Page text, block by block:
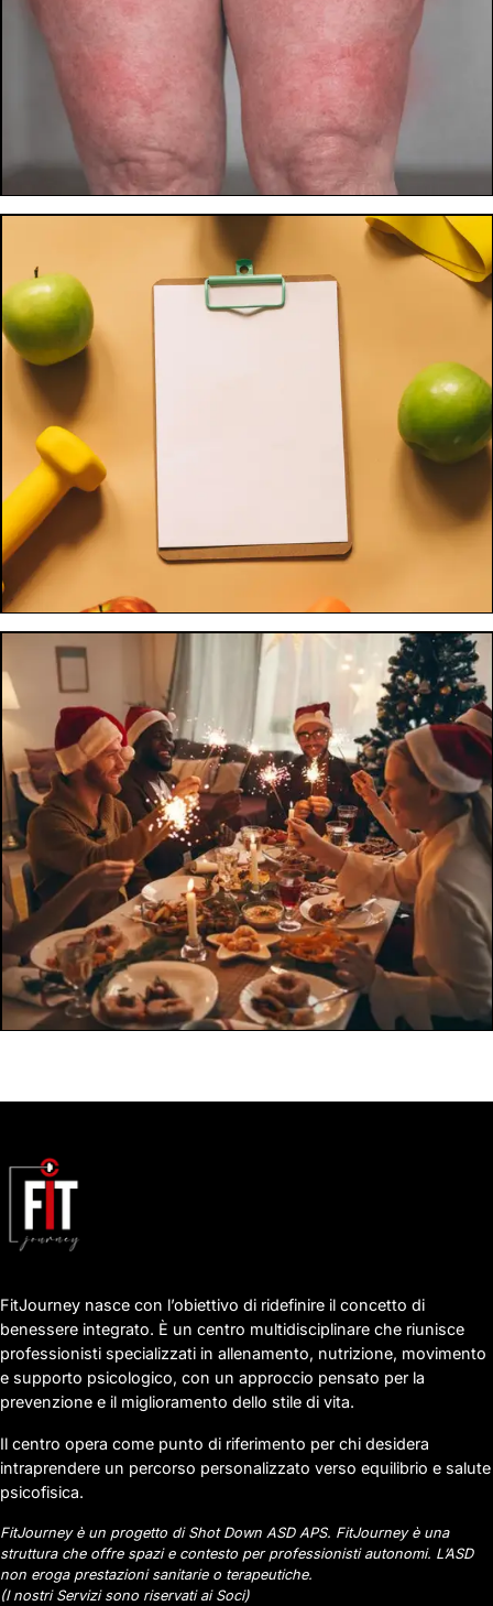
FAME NERVOSA: COS’È E COME GESTIRLA
Fame nervosa: scopri cos’è davvero, perché succede e
come imparare a gestirla senza sensi di colpa con strategie
basate su evidenze scientifiche.
LEGGI ARTICOLO
LIPEDEMA: COS’È, SINTOMI E COME GESTIRLO CON
ALIMENTAZIONE E ATTIVITÀ FISICA
06 mar 2026
Hai gambe dolorose, gonfie o difficili da dimagrire? Potrebbe
essere lipedema. Scopri sintomi e strategie per gestirlo.
LEGGI ARTICOLO
ALLENAMENTO E NUTRIZIONE: PERCHÉ INSIEME FUNZIONANO
DAVVERO
09 gen 2026
Allenamento e nutrizione: perché insieme funzionano
davvero (e separati molto meno)
11 dic 2025
Feste e alimentazione: ecco come vivere Natale senza
ingrassare, senza sensi di colpa e senza rinunciare ai tuoi
piatti preferiti. Consigli pratici FitJourney.
LEGGI ARTICOLO
FitJourney nasce con l’obiettivo di ridefinire il concetto di
benessere integrato. È un centro multidisciplinare che riunisce
professionisti specializzati in allenamento, nutrizione, movimento
e supporto psicologico, con un approccio pensato per la
prevenzione e il miglioramento dello stile di vita.
Il centro opera come punto di riferimento per chi desidera
intraprendere un percorso personalizzato verso equilibrio e salute
psicofisica.
FitJourney è un progetto di Shot Down ASD APS. FitJourney è una
struttura che offre spazi e contesto per professionisti autonomi. L’ASD
non eroga prestazioni sanitarie o terapeutiche.
(I nostri Servizi sono riservati ai Soci)